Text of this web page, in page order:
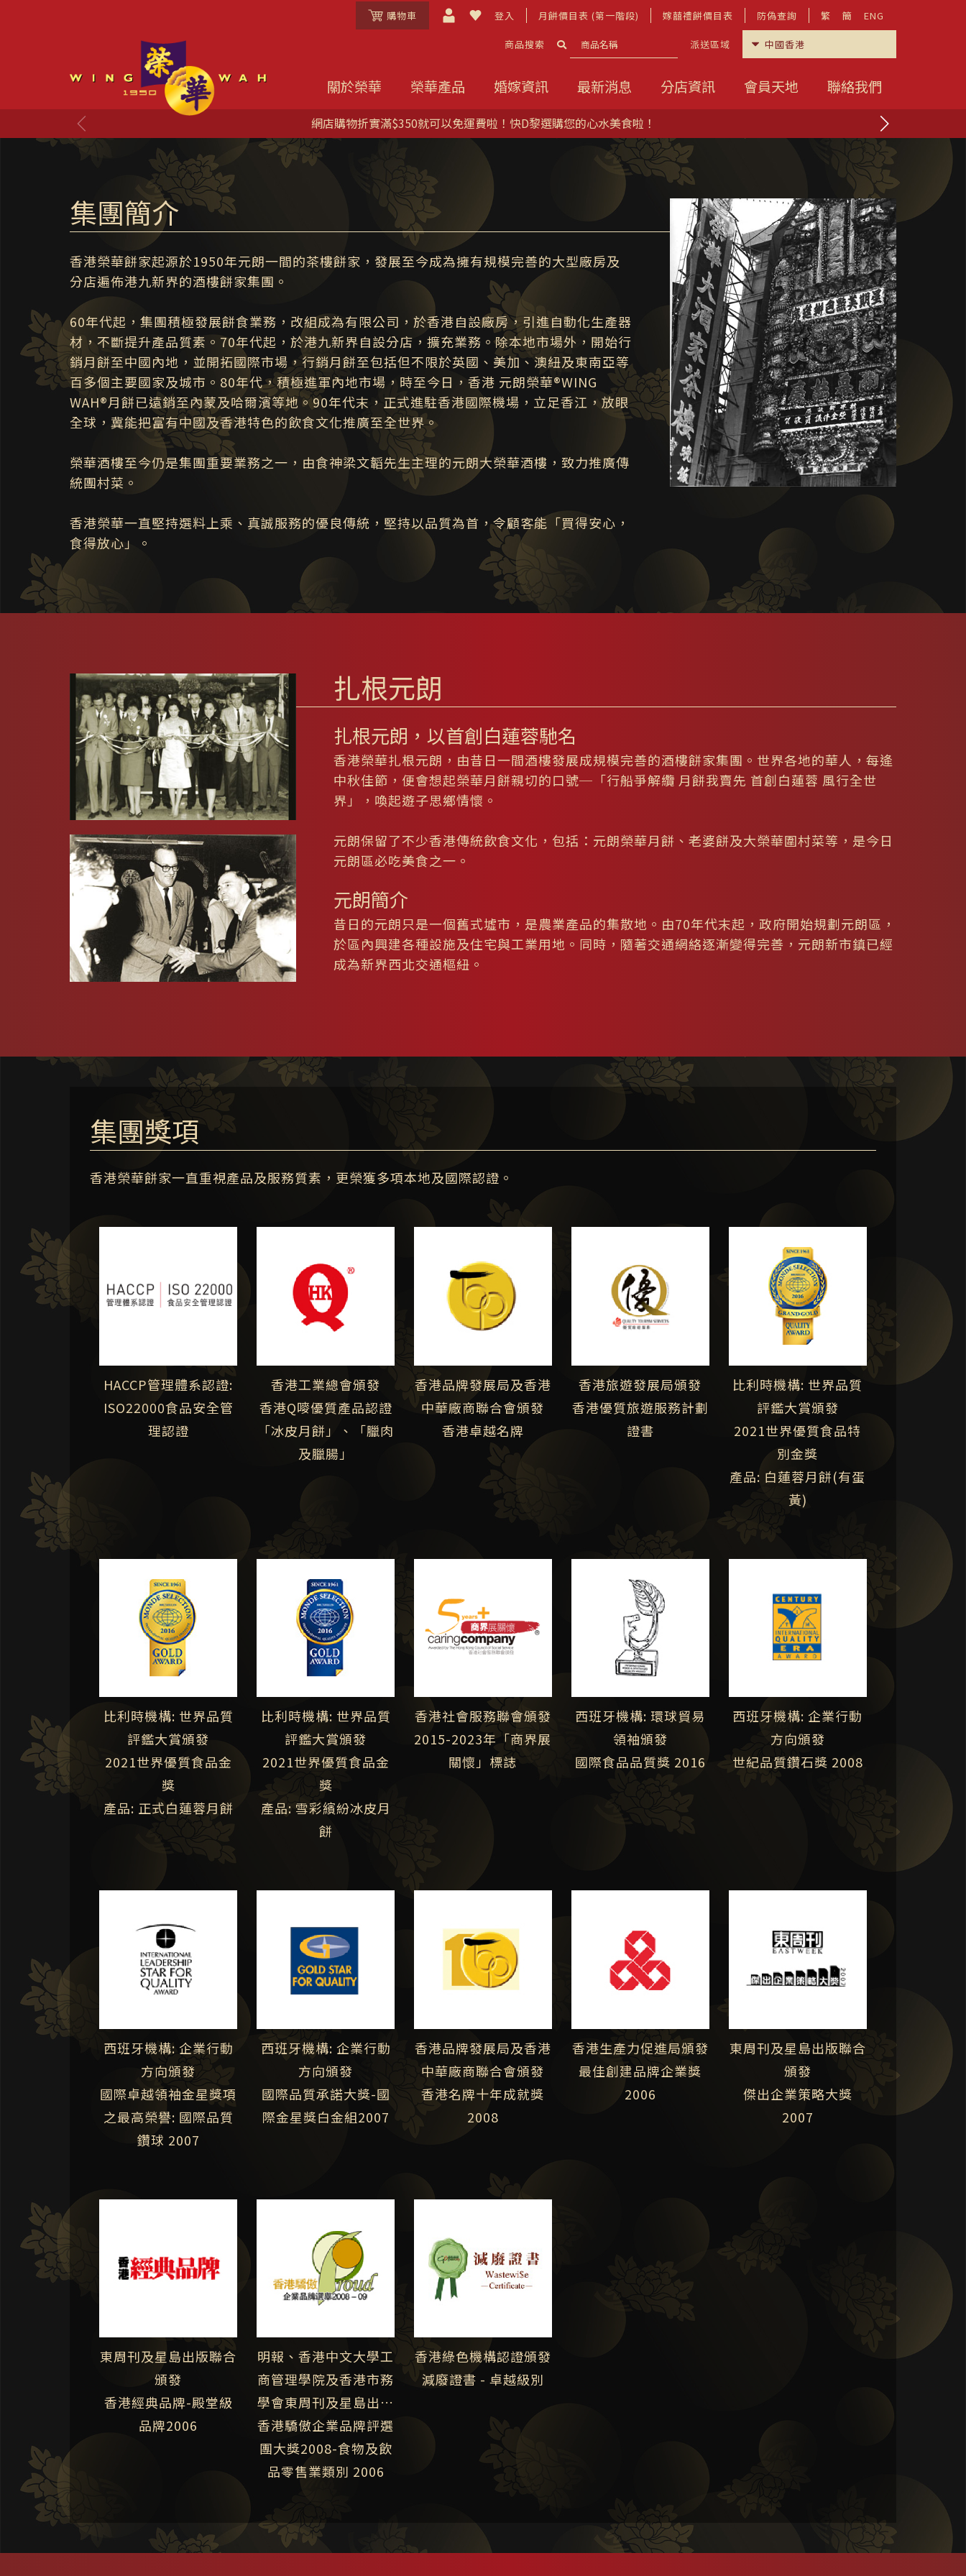
登入 月餅價目表 (第一階段) 嫁囍禮餅價目表 防偽查詢 繁 簡 ENG
購物車
派送區域
商品搜索
關於榮華 榮華產品 婚嫁資訊 最新消息 分店資訊 會員天地 聯絡我們
網店購物折實滿$350就可以免運費啦！快D黎選購您的心水美食啦！
集團簡介
香港榮華餅家起源於1950年元朗一間的茶樓餅家，發展至今成為擁有規模完善的大型廠房及
分店遍佈港九新界的酒樓餅家集團。
60年代起，集團積極發展餅食業務，改組成為有限公司，於香港自設廠房，引進自動化生產器
材，不斷提升產品質素。70年代起，於港九新界自設分店，擴充業務。除本地市場外，開始行
銷月餅至中國內地，並開拓國際市場，行銷月餅至包括但不限於英國、美加、澳紐及東南亞等
百多個主要國家及城市。80年代，積極進軍內地市場，時至今日，香港 元朗榮華®WING
WAH®月餅已遠銷至內蒙及哈爾濱等地。90年代末，正式進駐香港國際機場，立足香江，放眼
全球，冀能把富有中國及香港特色的飲食文化推廣至全世界。
榮華酒樓至今仍是集團重要業務之一，由食神梁文韜先生主理的元朗大榮華酒樓，致力推廣傳
統團村菜。
香港榮華一直堅持選料上乘、真誠服務的優良傳統，堅持以品質為首，令顧客能「買得安心，
食得放心」。
扎根元朗
扎根元朗，以首創白蓮蓉馳名
香港榮華扎根元朗，由昔日一間酒樓發展成規模完善的酒樓餅家集團。世界各地的華人，每逄
中秋佳節，便會想起榮華月餅親切的口號─「行船爭解纜 月餅我賣先 首創白蓮蓉 風行全世
界」，喚起遊子思鄉情懷。
元朗保留了不少香港傳統飲食文化，包括：元朗榮華月餅、老婆餅及大榮華圍村菜等，是今日
元朗區必吃美食之一。
元朗簡介
昔日的元朗只是一個舊式墟市，是農業產品的集散地。由70年代末起，政府開始規劃元朗區，
於區內興建各種設施及住宅與工業用地。同時，隨著交通網絡逐漸變得完善，元朗新市鎮已經
成為新界西北交通樞紐。
集團獎項
香港榮華餅家一直重視產品及服務質素，更榮獲多項本地及國際認證。
HACCP管理體系認證:
ISO22000食品安全管
理認證
香港工業總會頒發
香港Q嘜優質產品認證
「冰皮月餅」、「臘肉
及臘腸」
香港品牌發展局及香港
中華廠商聯合會頒發
香港卓越名牌
香港旅遊發展局頒發
香港優質旅遊服務計劃
證書
比利時機構: 世界品質
評鑑大賞頒發
2021世界優質食品特
別金獎
產品: 白蓮蓉月餅(有蛋
黃)
比利時機構: 世界品質
評鑑大賞頒發
2021世界優質食品金
獎
產品: 正式白蓮蓉月餅
比利時機構: 世界品質
評鑑大賞頒發
2021世界優質食品金
獎
產品: 雪彩繽紛冰皮月
餅
香港社會服務聯會頒發
2015-2023年「商界展
關懷」標誌
西班牙機構: 環球貿易
領袖頒發
國際食品品質獎 2016
西班牙機構: 企業行動
方向頒發
世紀品質鑽石獎 2008
西班牙機構: 企業行動
方向頒發
國際卓越領袖金星獎項
之最高榮譽: 國際品質
鑽球 2007
西班牙機構: 企業行動
方向頒發
國際品質承諾大獎-國
際金星獎白金組2007
香港品牌發展局及香港
中華廠商聯合會頒發
香港名牌十年成就獎
2008
香港生產力促進局頒發
最佳創建品牌企業獎
2006
東周刊及星島出版聯合
頒發
傑出企業策略大獎
2007
東周刊及星島出版聯合
頒發
香港經典品牌-殿堂級
品牌2006
明報、香港中文大學工
商管理學院及香港市務
學會東周刊及星島出版
聯合頒發
香港驕傲企業品牌評選
團大獎2008-食物及飲
品零售業類別 2006
香港綠色機構認證頒發
減廢證書 - 卓越級別